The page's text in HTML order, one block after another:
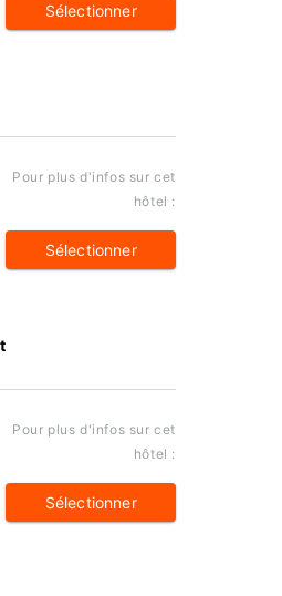
Sélectionner
Pour plus d'infos sur cet
hôtel :
Sélectionner
Pour plus d'infos sur cet
hôtel :
Sélectionner